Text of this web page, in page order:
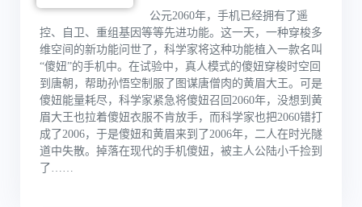
公元2060年，手机已经拥有了遥
控、自卫、重组基因等等先进功能。这一天，一种穿梭多
维空间的新功能问世了，科学家将这种功能植入一款名叫
“傻妞”的手机中。在试验中，真人模式的傻妞穿梭时空回
到唐朝，帮助孙悟空制服了图谋唐僧肉的黄眉大王。可是
傻妞能量耗尽，科学家紧急将傻妞召回2060年，没想到黄
眉大王也拉着傻妞衣服不肯放手，而科学家也把2060错打
成了2006，于是傻妞和黄眉来到了2006年，二人在时光隧
道中失散。掉落在现代的手机傻妞，被主人公陆小千捡到
了……